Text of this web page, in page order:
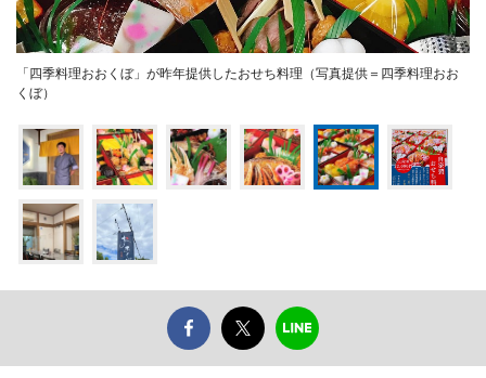
「四季料理おおくぼ」が昨年提供したおせち料理（写真提供＝四季料理おお
くぼ）